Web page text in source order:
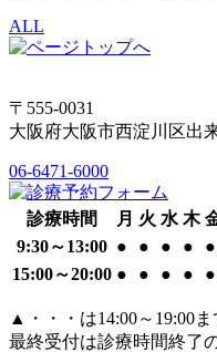
ALL
〒555-0031
大阪府大阪市西淀川区出
06-6471-6000
診療時間 月 火 水 木
9:30～13:00 ● ● ● ● ●
15:00～20:00 ● ● ● ● ●
▲
・・・は14:00～19:00
最終受付は診療時間終了